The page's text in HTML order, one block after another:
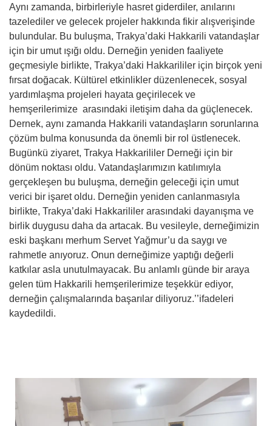
Aynı zamanda, birbirleriyle hasret giderdiler, anılarını
tazelediler ve gelecek projeler hakkında fikir alışverişinde
bulundular. Bu buluşma, Trakya’daki Hakkarili vatandaşlar
için bir umut ışığı oldu. Derneğin yeniden faaliyete
geçmesiyle birlikte, Trakya’daki Hakkarililer için birçok yeni
fırsat doğacak. Kültürel etkinlikler düzenlenecek, sosyal
yardımlaşma projeleri hayata geçirilecek ve
hemşerilerimize arasındaki iletişim daha da güçlenecek.
Dernek, aynı zamanda Hakkarili vatandaşların sorunlarına
çözüm bulma konusunda da önemli bir rol üstlenecek.
Bugünkü ziyaret, Trakya Hakkarililer Derneği için bir
dönüm noktası oldu. Vatandaşlarımızın katılımıyla
gerçekleşen bu buluşma, derneğin geleceği için umut
verici bir işaret oldu. Derneğin yeniden canlanmasıyla
birlikte, Trakya’daki Hakkarililer arasındaki dayanışma ve
birlik duygusu daha da artacak. Bu vesileyle, derneğimizin
eski başkanı merhum Servet Yağmur’u da saygı ve
rahmetle anıyoruz. Onun derneğimize yaptığı değerli
katkılar asla unutulmayacak. Bu anlamlı günde bir araya
gelen tüm Hakkarili hemşerilerimize teşekkür ediyor,
derneğin çalışmalarında başarılar diliyoruz.’’ifadeleri
kaydedildi.